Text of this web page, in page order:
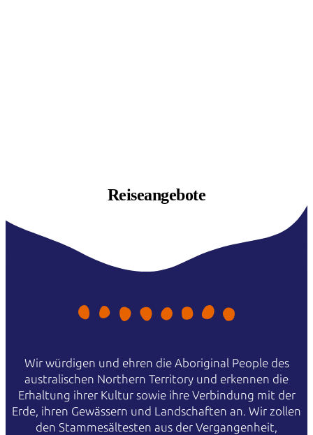
Reiseangebote
Wir würdigen und ehren die Aboriginal People des
australischen Northern Territory und erkennen die
Erhaltung ihrer Kultur sowie ihre Verbindung mit der
Erde, ihren Gewässern und Landschaften an. Wir zollen
den Stammesältesten aus der Vergangenheit,